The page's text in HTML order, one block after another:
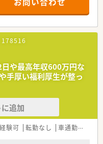
しています。
機（Vマス）導入済みです。
）
業務など薬剤師業務全般
行います。
った研修を実施しておりま
に応じて準備しております。
の体験とともに、幅広く薬剤
178516
日や最高年収600万円な
手厚い福利厚生が整っ
追加
験可 転勤なし 車通勤可